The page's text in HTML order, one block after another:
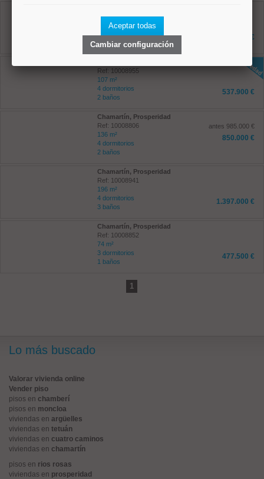
Ref: 10008820
137 m²
2 baños
685.000 €
Ref: 10008955
107 m²
4 dormitorios
2 baños
537.900 €
Chamartín, Prosperidad
Ref: 10008806
136 m²
4 dormitorios
2 baños
antes 985.000 €
850.000 €
Chamartín, Prosperidad
Ref: 10008941
196 m²
4 dormitorios
3 baños
1.397.000 €
Chamartín, Prosperidad
Ref: 10008852
74 m²
3 dormitorios
1 baños
477.500 €
1
Lo más buscado
Valorar vivienda online
Vender piso
pisos en chamberí
pisos en moncloa
viviendas en argüelles
viviendas en tetuán
viviendas en cuatro caminos
viviendas en chamartín
pisos en rios rosas
viviendas en prosperidad
Aceptar todas
Cambiar configuración